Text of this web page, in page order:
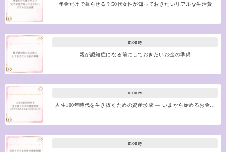
年金だけで暮らせる？50代女性が知っておきたいリアルな生活費
money
親が認知症になる前にしておきたいお金の準備
money
人生100年時代を生き抜くための資産形成 ― いまから始めるお金…
money